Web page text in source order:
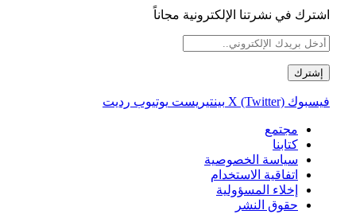
اشترك في نشرتنا الإلكترونية مجاناً
فيسبوك X (Twitter) بينتيريست يوتيوب رديت
مجتمع
كتابنا
سياسة الخصوصية
اتفاقية الاستخدام
إخلاء المسؤولية
حقوق النشر